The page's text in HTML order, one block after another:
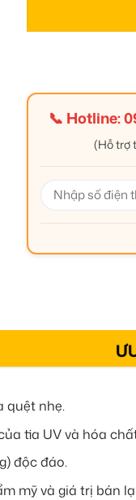
📞 Hotline:
(Hỗ trợ
quệt nhẹ.
tia UV và hóa
độc đáo.
mỹ và giá trị bán